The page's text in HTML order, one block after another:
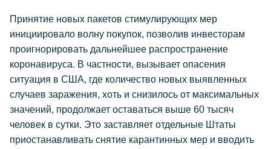
Принятие новых пакетов стимулирующих мер
инициировало волну покупок, позволив инвесторам
проигнорировать дальнейшее распространение
коронавируса. В частности, вызывает опасения
ситуация в США, где количество новых выявленных
случаев заражения, хоть и снизилось от максимальных
значений, продолжает оставаться выше 60 тысяч
человек в сутки. Это заставляет отдельные Штаты
приостанавливать снятие карантинных мер и вводить